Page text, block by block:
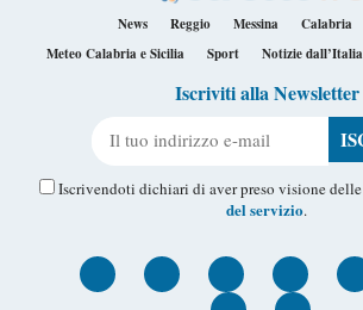
News Reggio Messina Calabria
Meteo Calabria e Sicilia
Sport Notizie dall’Italia
Iscriviti alla Newsletter
Iscrivendoti dichiari di aver preso visione delle
del servizio.